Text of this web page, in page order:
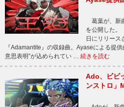
葛葉が、新
を公開した
日にリリース
『Adamantite』の収録曲。Ayaseによる提
意思表明”が込められてい … 続きを読む
Ado、ビビ
ンストロ」